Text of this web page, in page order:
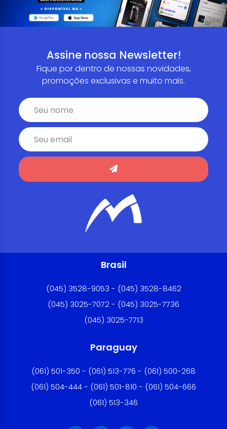
Assine nossa Newsletter!
Fique por dentro de nossas novidades,
promoções exclusivas e muito mais.
Brasil
(045) 3528-9053 - (045) 3528-8462
(045) 3025-7072 - (045) 3025-7736
(045) 3025-7713
Paraguay
(061) 501-350 - (061) 513-776 - (061) 500-268
(061) 504-444 - (061) 501-810 - (061) 504-666
(061) 513-346